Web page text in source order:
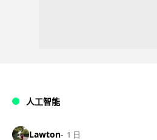
人工智能
Lawton 1 日